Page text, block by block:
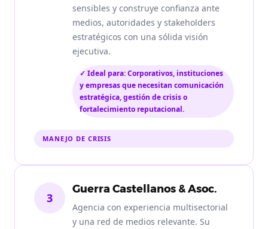
sensibles y construye confianza ante
medios, autoridades y stakeholders
estratégicos con una sólida visión
ejecutiva.
✓ Ideal para: Corporativos, instituciones
y empresas que necesitan comunicación
estratégica, gestión de crisis o
fortalecimiento reputacional.
MANEJO DE CRISIS
3
Guerra Castellanos & Asoc.
Agencia con experiencia multisectorial
y una red de medios relevante. Su